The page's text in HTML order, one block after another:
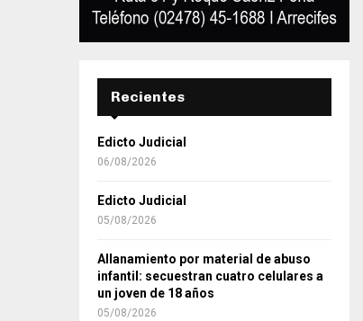
Recientes
Edicto Judicial
06/08/2026
Edicto Judicial
05/08/2026
Allanamiento por material de abuso
infantil: secuestran cuatro celulares a
un joven de 18 años
05/08/2026